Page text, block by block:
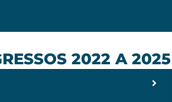
2022 A 2025